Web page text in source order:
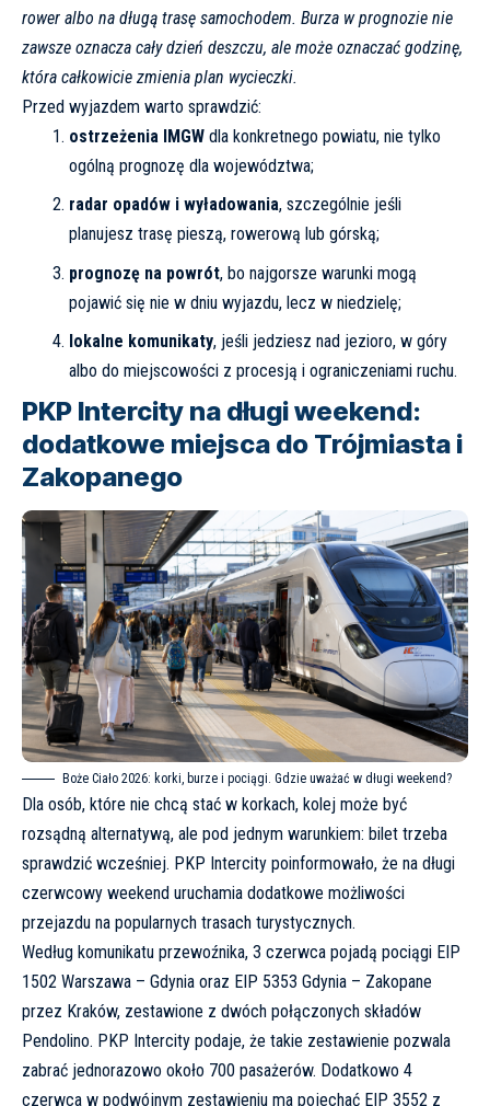
rower albo na długą trasę samochodem. Burza w prognozie nie
zawsze oznacza cały dzień deszczu, ale może oznaczać godzinę,
która całkowicie zmienia plan wycieczki.
Przed wyjazdem warto sprawdzić:
ostrzeżenia IMGWdla konkretnego powiatu, nie tylko
ogólną prognozę dla województwa;
radar opadów i wyładowania, szczególnie jeśli
planujesz trasę pieszą, rowerową lub górską;
prognozę na powrót, bo najgorsze warunki mogą
pojawić się nie w dniu wyjazdu, lecz w niedzielę;
lokalne komunikaty, jeśli jedziesz nad jezioro, w góry
albo do miejscowości z procesją i ograniczeniami ruchu.
PKP Intercity na długi weekend:
dodatkowe miejsca do Trójmiasta i
Zakopanego
Boże Ciało 2026: korki, burze i pociągi. Gdzie uważać w długi weekend?
Dla osób, które nie chcą stać w korkach, kolej może być
rozsądną alternatywą, ale pod jednym warunkiem: bilet trzeba
sprawdzić wcześniej. PKP Intercity poinformowało, że na długi
czerwcowy weekend uruchamia dodatkowe możliwości
przejazdu na popularnych trasach turystycznych.
Według komunikatu przewoźnika, 3 czerwca pojadą pociągi EIP
1502 Warszawa – Gdynia oraz EIP 5353 Gdynia – Zakopane
przez Kraków, zestawione z dwóch połączonych składów
Pendolino. PKP Intercity podaje, że takie zestawienie pozwala
zabrać jednorazowo około 700 pasażerów. Dodatkowo 4
czerwca w podwójnym zestawieniu ma pojechać EIP 3552 z